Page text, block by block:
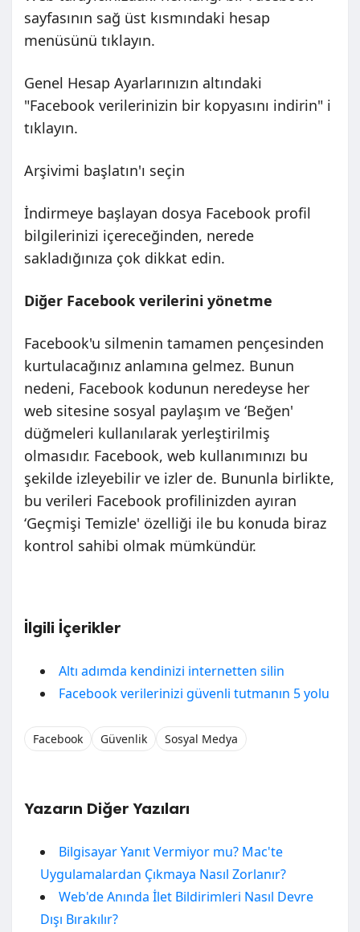
sayfasının sağ üst kısmındaki hesap
menüsünü tıklayın.
Genel Hesap Ayarlarınızın altındaki
"Facebook verilerinizin bir kopyasını indirin" i
tıklayın.
Arşivimi başlatın'ı seçin
İndirmeye başlayan dosya Facebook profil
bilgilerinizi içereceğinden, nerede
sakladığınıza çok dikkat edin.
Diğer Facebook verilerini yönetme
Facebook'u silmenin tamamen pençesinden
kurtulacağınız anlamına gelmez. Bunun
nedeni, Facebook kodunun neredeyse her
web sitesine sosyal paylaşım ve ‘Beğen'
düğmeleri kullanılarak yerleştirilmiş
olmasıdır. Facebook, web kullanımınızı bu
şekilde izleyebilir ve izler de. Bununla birlikte,
bu verileri Facebook profilinizden ayıran
‘Geçmişi Temizle' özelliği ile bu konuda biraz
kontrol sahibi olmak mümkündür.
İlgili İçerikler
Altı adımda kendinizi internetten silin
Facebook verilerinizi güvenli tutmanın 5 yolu
Facebook Güvenlik Sosyal Medya
Yazarın Diğer Yazıları
Bilgisayar Yanıt Vermiyor mu? Mac'te
Uygulamalardan Çıkmaya Nasıl Zorlanır?
Web'de Anında İlet Bildirimleri Nasıl Devre
Dışı Bırakılır?